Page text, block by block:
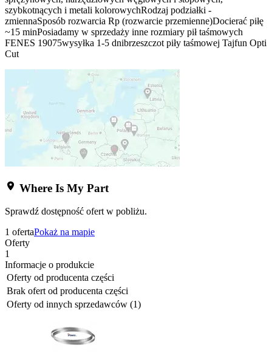
szybkotnących i metali kolorowychRodzaj podziałki -
zmiennaSposób rozwarcia Rp (rozwarcie przemienne)Docierać piłę
~15 minPosiadamy w sprzedaży inne rozmiary pił taśmowych
FENES 19075wysyłka 1-5 dnibrzeszczot piły taśmowej Tajfun Opti
Cut
Where Is My Part
Sprawdź dostępność ofert w pobliżu.
1 ofertaPokaż na mapie
Oferty
1
Informacje o produkcie
Oferty od producenta części
Brak ofert od producenta części
Oferty od innych sprzedawców (1)